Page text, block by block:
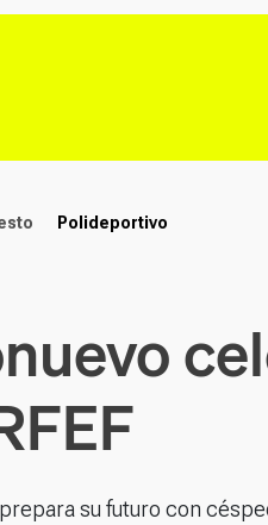
Polideportivo
su futuro con